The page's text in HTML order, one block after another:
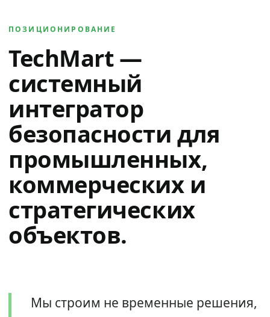
ПОЗИЦИОНИРОВАНИЕ
TechMart —
системный
интегратор
безопасности для
промышленных,
коммерческих и
стратегических
объектов.
Мы строим не временные решения,